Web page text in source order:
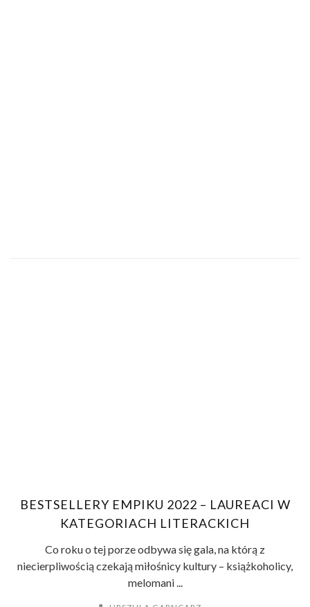
BESTSELLERY EMPIKU 2022 – LAUREACI W
KATEGORIACH LITERACKICH
Co roku o tej porze odbywa się gala, na którą z
niecierpliwością czekają miłośnicy kultury – książkoholicy,
melomani ...